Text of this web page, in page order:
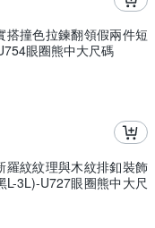
搭撞色拉鍊翻領假兩件短
眼圈熊中大尺碼
羅紋紋理與木紋排釦裝飾
3L)-U727眼圈熊中大尺